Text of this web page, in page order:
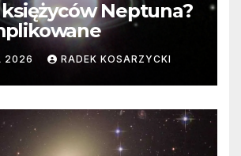
Neptuna?
2026 RADEK KOSARZYCKI